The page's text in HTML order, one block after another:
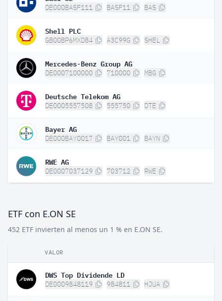
DE000BASF111 BASF11 BAS
Shell PLC
GB00BP6MXD84 A3C99G SHEL
Mercedes-Benz Group AG
DE0007100000 710000 MBG
Deutsche Telekom AG
DE0005557508 555750 DTE
Bayer AG
DE000BAY0017 BAY001 BAYN
RWE AG
DE0007037129 703712 RWE
ETF con E.ON SE
452 ETF invierten al menos un 1 % en E.ON SE.
VALOR
DWS Top Dividende LD
DE0009848119 984811 HJUA